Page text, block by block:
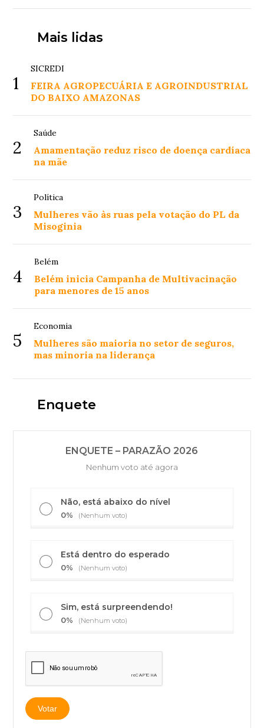
Mais lidas
1
SICREDI
FEIRA AGROPECUÁRIA E AGROINDUSTRIAL
DO BAIXO AMAZONAS
2
Saúde
Amamentação reduz risco de doença cardíaca
na mãe
3
Política
Mulheres vão às ruas pela votação do PL da
Misoginia
4
Belém
Belém inicia Campanha de Multivacinação
para menores de 15 anos
5
Economia
Mulheres são maioria no setor de seguros,
mas minoria na liderança
Enquete
ENQUETE – PARAZÃO 2026
Nenhum voto até agora
Não, está abaixo do nível
0% (Nenhum voto)
Está dentro do esperado
0% (Nenhum voto)
Sim, está surpreendendo!
0% (Nenhum voto)